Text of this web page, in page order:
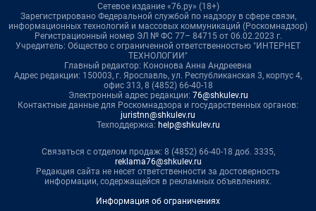
Сетевое издание «76.ру» (18+)
Зарегистрировано Федеральной службой по надзору в сфере связи,
информационных технологий и массовых коммуникаций (Роскомнадзор)
Регистрационный номер ЭЛ № ФС 77– 84715 от 06.02.2023 г.
Учредитель: Общество с ограниченной ответственностью "ИНТЕРНЕТ
ТЕХНОЛОГИИ"
Главный редактор: Кононова Анна Андреевна
Адрес редакции: 150003, г. Ярославль, ул. Республиканская 3, корпус 4,
офис 313, 8 (4852) 66-40-18
Электронный адрес редакции: 76@shkulev.ru
Контактные данные для Роскомнадзора и государственных органов:
juristnn@shkulev.ru
Техподдержка: help@shkulev.ru
Связаться с отделом продаж: 8 (4852) 66-40-18 доб. 3335,
reklama76@shkulev.ru
Редакция сайта не несет ответственности за достоверность
информации, содержащейся в рекламных объявлениях.
Информация об ограничениях